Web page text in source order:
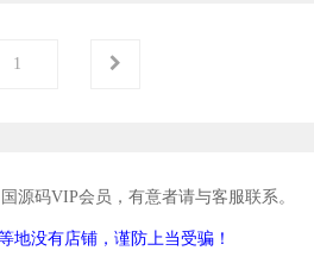
第1
源码VIP会员，有意者请与客服联系。
地没有店铺，谨防上当受骗！